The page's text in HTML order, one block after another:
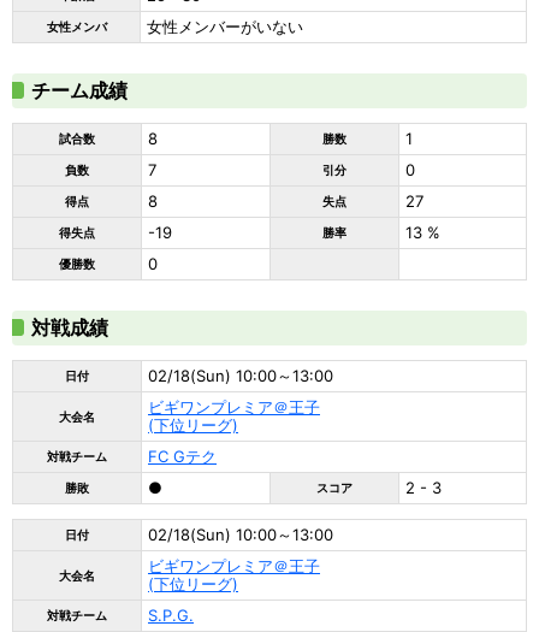
女性メンバ 女性メンバーがいない
チーム成績
試合数 8 勝数 1
負数 7 引分 0
得点 8 失点 27
得失点 -19 勝率 13 %
優勝数 0
対戦成績
日付 02/18(Sun) 10:00～13:00
大会名
ビギワンプレミア＠王子
(下位リーグ)
対戦チーム FC Gテク
勝敗 ● スコア 2 - 3
日付 02/18(Sun) 10:00～13:00
大会名
ビギワンプレミア＠王子
(下位リーグ)
対戦チーム S.P.G.